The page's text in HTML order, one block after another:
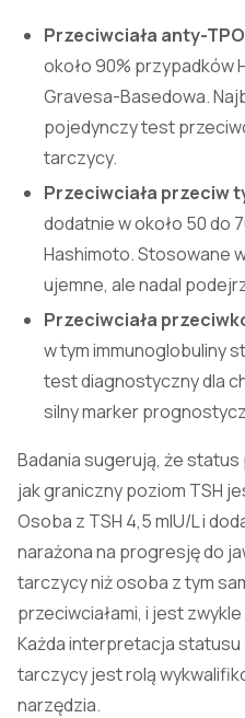
Przeciwciała anty-
około 90% przypadków
Gravesa-Basedowa.
pojedynczy test
tarczycy.
Przeciwciała przeciw
dodatnie w około 50 do
Hashimoto. Stosowane
ujemne, ale nadal
Przeciwciała
w tym immunoglobuliny
test diagnostyczny dla
silny marker
Badania sugerują, że status
jak graniczny poziom TSH
Osoba z TSH 4,5 mIU/L i
narażona na progresję do
tarczycy niż osoba z tym
przeciwciałami, i jest
Każda interpretacja statusu
tarczycy jest rolą
narzędzia.